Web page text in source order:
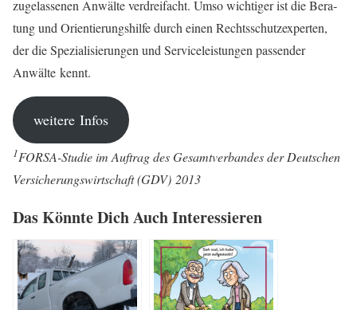
zuge­las­se­nen Anwäl­te ver­drei­facht. Umso wich­ti­ger ist die Bera­
tung und Ori­en­tie­rungs­hil­fe durch einen Rechts­schutz­ex­per­ten,
der die Spe­zia­li­sie­run­gen und Ser­vice­leis­tun­gen pas­sen­der
Anwäl­te kennt.
wei­te­re Infos
1FOR­SA-Stu­die im Auf­trag des Gesamt­ver­ban­des der Deut­schen
Ver­si­che­rungs­wirt­schaft (GDV) 2013
Das Könn­te Dich Auch Interessieren